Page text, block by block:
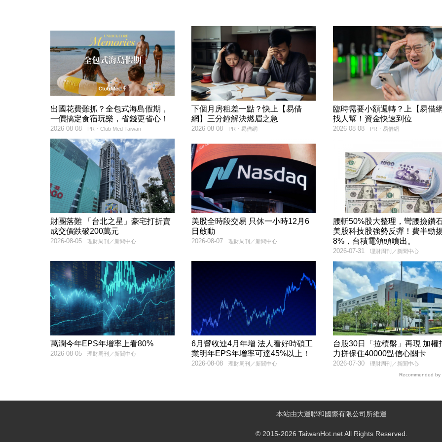
出國花費難抓？全包式海島假期，
一價搞定食宿玩樂，省錢更省心！
PR・Club Med Taiwan
2026-08-08
下個月房租差一點？快上【易借
網】三分鐘解決燃眉之急
PR・易借網
2026-08-08
臨時需要小額週轉？上【易借
找人幫！資金快速到位
PR・易借網
2026-08-08
財團落難 「台北之星」豪宅打折賣
成交價跌破200萬元
理財周刊／新聞中心
2026-08-05
美股全時段交易 只休一小時12月6
日啟動
理財周刊／新聞中心
2026-08-07
腰斬50%股大整理，彎腰撿鑽
美股科技股強勢反彈！費半勁
8%，台積電領頭噴出。
理財周刊／新聞中心
2026-07-31
萬潤今年EPS年增率上看80%
理財周刊／新聞中心
2026-08-05
6月營收連4月年增 法人看好時碩工
業明年EPS年增率可達45%以上！
理財周刊／新聞中心
2026-08-08
台股30日「拉積盤」再現 加權指數
力拼保住40000點信心關卡
理財周刊／新聞中心
2026-07-30
Recommended by
本站由大運聯和國際有限公司所維運
© 2015-2026 TaiwanHot.net All Rights Reserved.